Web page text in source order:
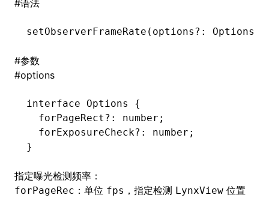
#语法
setObserverFrameRate (options ?:
#参数
#options
interface Options
{
  forPageRect
?: number ;
  forExposureCheck
?: number ;
}
指定曝光检测频率：
forPageRec ：单位 fps ，指定检测 LynxView 位置